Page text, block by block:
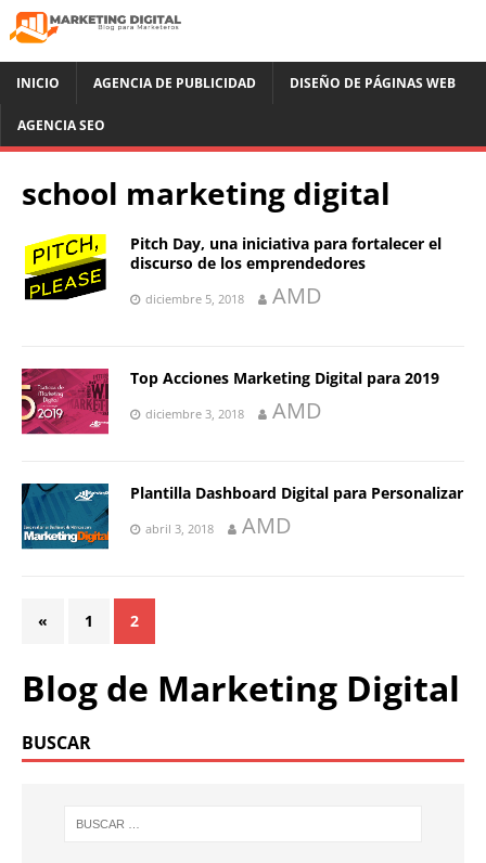
INICIO AGENCIA DE PUBLICIDAD DISEÑO DE PÁGINAS WEB
AGENCIA SEO
school marketing digital
Pitch Day, una iniciativa para fortalecer el
discurso de los emprendedores
diciembre 5, 2018 AMD
Top Acciones Marketing Digital para 2019
diciembre 3, 2018 AMD
Plantilla Dashboard Digital para Personalizar
abril 3, 2018 AMD
« 1 2
Blog de Marketing Digital
BUSCAR